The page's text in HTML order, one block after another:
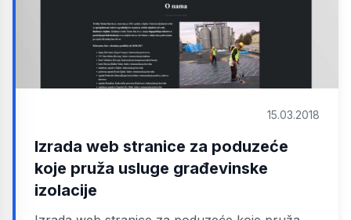
15.03.2018
Izrada web stranice za poduzeće
koje pruža usluge građevinske
izolacije